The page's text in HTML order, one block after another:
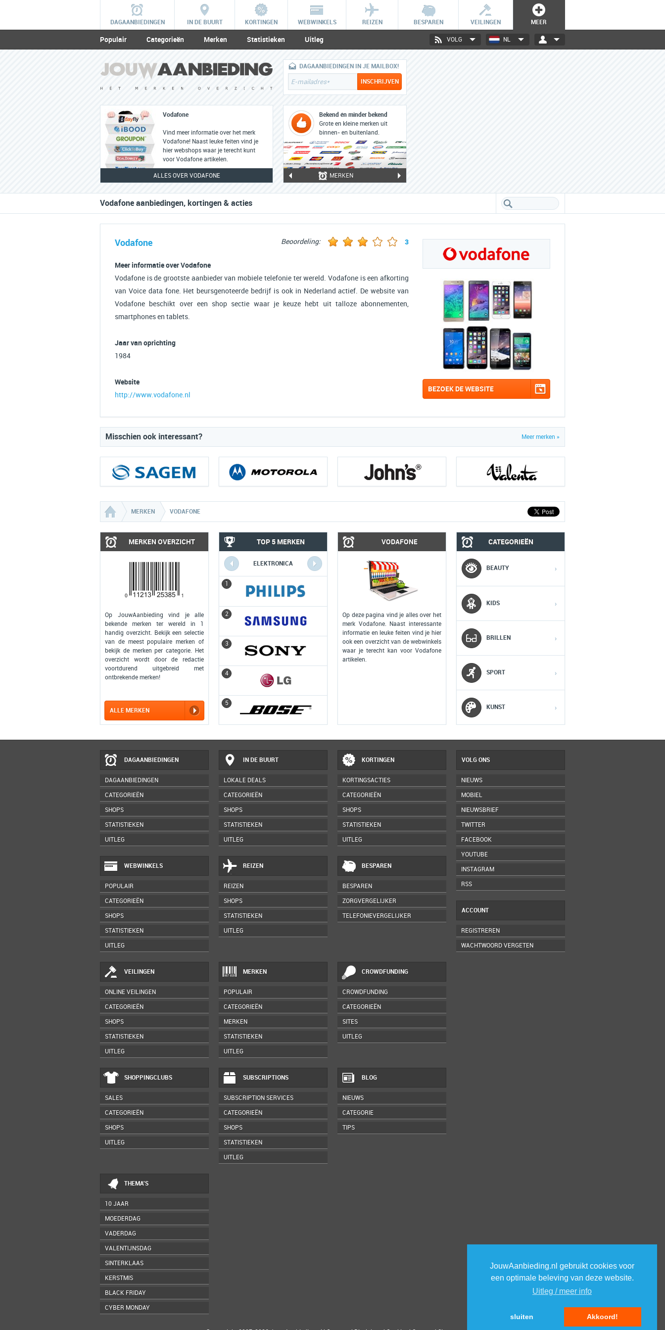
JouwAanbieding.nl gebruikt cookies voor
een optimale beleving van deze website.
Uitleg / meer info
sluiten Akkoord!
DAGAANBIEDINGEN IN DE BUURT KORTINGEN WEBWINKELS REIZEN BESPAREN VEILINGEN MEER
Populair Categorieën Merken Statistieken Uitleg NL
VOLG
Vodafone
Vind meer informatie over het merk
Vodafone! Naast leuke feiten vind je
hier webshops waar je terecht kunt
voor Vodafone artikelen.
ALLES OVER VODAFONE
DAGAANBIEDINGEN IN JE MAILBOX!
Bekend én minder bekend
Grote en kleine merken uit
binnen- en buitenland.
MERKEN
Vodafone aanbiedingen, kortingen & acties
Vodafone Beoordeling: 3
Meer informatie over Vodafone
Vodafone is de grootste aanbieder van mobiele telefonie ter wereld. Vodafone is een afkorting
van Voice data fone. Het beursgenoteerde bedrijf is ook in Nederland actief. De website van
Vodafone beschikt over een shop sectie waar je keuze hebt uit talloze abonnementen,
smartphones en tablets.
Jaar van oprichting
1984
Website
http://www.vodafone.nl
BEZOEK DE WEBSITE
Meer merken »
Misschien ook interessant?
MERKEN VODAFONE
MERKEN OVERZICHT
Op JouwAanbieding vind je alle
bekende merken ter wereld in 1
handig overzicht. Bekijk een selectie
van de meest populaire merken of
bekijk de merken per categorie. Het
overzicht wordt door de redactie
voortdurend uitgebreid met
ontbrekende merken!
ALLE MERKEN
TOP 5 MERKEN
ELEKTRONICA
1
2
3
4
5
COMPUTERS MOBIEL
2
3
VODAFONE
Op deze pagina vind je alles over het
merk Vodafone. Naast interessante
informatie en leuke feiten vind je hier
ook een overzicht van de webwinkels
waar je terecht kan voor Vodafone
artikelen.
CATEGORIEËN
BEAUTY ›
KIDS ›
BRILLEN ›
SPORT ›
KUNST ›
DAGAANBIEDINGEN
DAGAANBIEDINGEN
CATEGORIEËN
SHOPS
STATISTIEKEN
UITLEG
IN DE BUURT
LOKALE DEALS
CATEGORIEËN
SHOPS
STATISTIEKEN
UITLEG
KORTINGEN
KORTINGSACTIES
CATEGORIEËN
SHOPS
STATISTIEKEN
UITLEG
WEBWINKELS
POPULAIR
CATEGORIEËN
SHOPS
STATISTIEKEN
UITLEG
REIZEN
REIZEN
SHOPS
STATISTIEKEN
UITLEG
BESPAREN
BESPAREN
ZORGVERGELIJKER
TELEFONIEVERGELIJKER
VEILINGEN
ONLINE VEILINGEN
CATEGORIEËN
SHOPS
STATISTIEKEN
UITLEG
MERKEN
POPULAIR
CATEGORIEËN
MERKEN
STATISTIEKEN
UITLEG
CROWDFUNDING
CROWDFUNDING
CATEGORIEËN
SITES
UITLEG
SHOPPINGCLUBS
SALES
CATEGORIEËN
SHOPS
UITLEG
SUBSCRIPTIONS
SUBSCRIPTION SERVICES
CATEGORIEËN
SHOPS
STATISTIEKEN
UITLEG
BLOG
NIEUWS
CATEGORIE
TIPS
THEMA'S
10 JAAR
MOEDERDAG
VADERDAG
VALENTIJNSDAG
SINTERKLAAS
KERSTMIS
BLACK FRIDAY
CYBER MONDAY
VOLG ONS
NIEUWS
MOBIEL
NIEUWSBRIEF
TWITTER
FACEBOOK
YOUTUBE
INSTAGRAM
RSS
ACCOUNT
REGISTREREN
WACHTWOORD VERGETEN